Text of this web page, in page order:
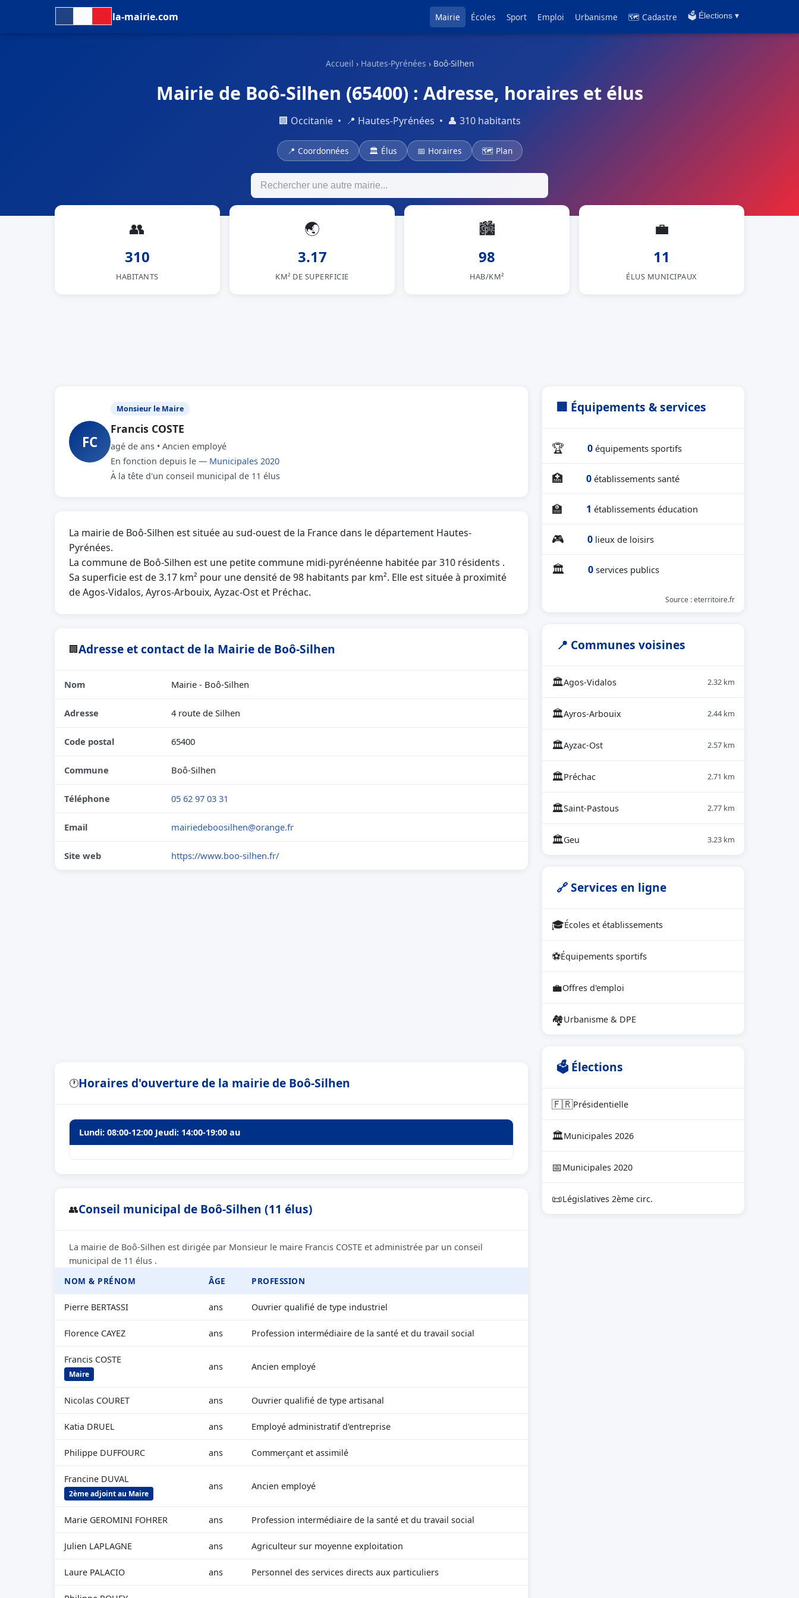
la-mairie.com Mairie Écoles Sport Emploi Urbanisme 🗺 Cadastre 🗳️ Élections ▾
Accueil › Hautes-Pyrénées › Boô-Silhen
Mairie de Boô-Silhen (65400) : Adresse, horaires et élus
🏢 Occitanie • 📍 Hautes-Pyrénées • 👤 310 habitants
📍 Coordonnées 🏛 Élus 📅 Horaires 🗺 Plan
👥
310
HABITANTS
🌏
3.17
KM² DE SUPERFICIE
🏙
98
HAB/KM²
💼
11
ÉLUS MUNICIPAUX
FC
Monsieur le Maire
Francis COSTE
agé de ans • Ancien employé
En fonction depuis le — Municipales 2020
À la tête d'un conseil municipal de 11 élus
La mairie de Boô-Silhen est située au sud-ouest de la France dans le département Hautes-
Pyrénées.
La commune de Boô-Silhen est une petite commune midi-pyrénéenne habitée par 310 résidents .
Sa superficie est de 3.17 km² pour une densité de 98 habitants par km². Elle est située à proximité
de Agos-Vidalos, Ayros-Arbouix, Ayzac-Ost et Préchac.
🏢Adresse et contact de la Mairie de Boô-Silhen
Nom Mairie - Boô-Silhen
Adresse 4 route de Silhen
Code postal 65400
Commune Boô-Silhen
Téléphone 05 62 97 03 31
Email mairiedeboosilhen@orange.fr
Site web https://www.boo-silhen.fr/
🕐Horaires d'ouverture de la mairie de Boô-Silhen
Lundi: 08:00-12:00 Jeudi: 14:00-19:00 au
👥Conseil municipal de Boô-Silhen (11 élus)
La mairie de Boô-Silhen est dirigée par Monsieur le maire Francis COSTE et administrée par un conseil
municipal de 11 élus .
NOM & PRÉNOM
ÂGE PROFESSION
Pierre BERTASSI ans Ouvrier qualifié de type industriel
Florence CAYEZ ans Profession intermédiaire de la santé et du travail social
Francis COSTE
Maire
ans Ancien employé
Nicolas COURET ans Ouvrier qualifié de type artisanal
Katia DRUEL ans Employé administratif d'entreprise
Philippe DUFFOURC ans Commerçant et assimilé
Francine DUVAL
2ème adjoint au Maire
ans Ancien employé
Marie GEROMINI FOHRER ans Profession intermédiaire de la santé et du travail social
Julien LAPLAGNE ans Agriculteur sur moyenne exploitation
Laure PALACIO ans Personnel des services directs aux particuliers
🏢 Équipements & services
🏆 0 équipements sportifs
🏥 0 établissements santé
🏫 1 établissements éducation
🎮 0 lieux de loisirs
🏛 0 services publics
Source : eterritoire.fr
📍 Communes voisines
🏛Agos-Vidalos 2.32 km
🏛Ayros-Arbouix 2.44 km
🏛Ayzac-Ost 2.57 km
🏛Préchac 2.71 km
🏛Saint-Pastous 2.77 km
🏛Geu 3.23 km
🔗 Services en ligne
🎓Écoles et établissements
⚽Équipements sportifs
💼Offres d'emploi
🏘Urbanisme & DPE
🗳 Élections
🇫🇷Présidentielle
🏛Municipales 2026
📅Municipales 2020
📜Législatives 2ème circ.